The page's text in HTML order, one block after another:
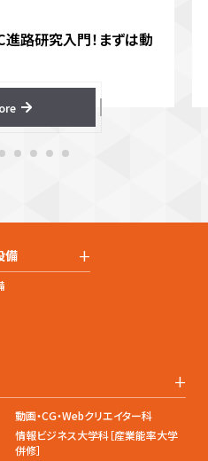
進路研究入門！まずは動
備 +
+
動画・CG・Webクリエイター科
情報ビジネス大学科［産業能率大学
併修］